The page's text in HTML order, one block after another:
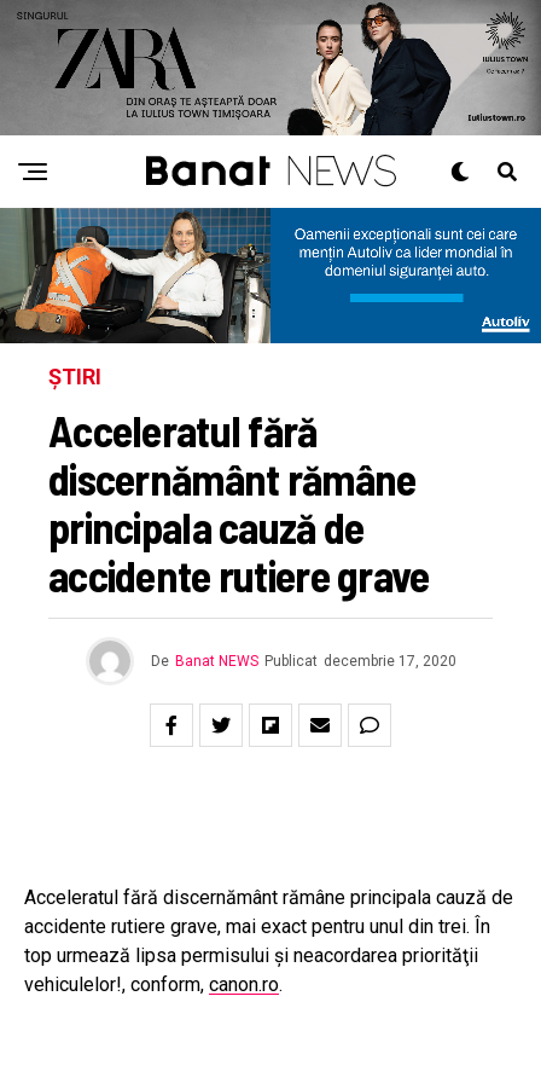
ȘTIRI
Acceleratul fără
discernământ rămâne
principala cauză de
accidente rutiere grave
De Banat NEWS Publicat decembrie 17, 2020
Acceleratul fără discernământ rămâne principala cauză de
accidente rutiere grave, mai exact pentru unul din trei. În
top urmează lipsa permisului şi neacordarea priorităţii
vehiculelor!, conform, canon.ro.